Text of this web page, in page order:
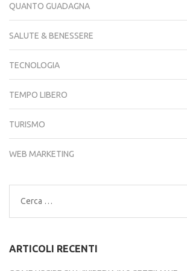
QUANTO GUADAGNA
SALUTE & BENESSERE
TECNOLOGIA
TEMPO LIBERO
TURISMO
WEB MARKETING
Ricerca
per:
ARTICOLI RECENTI